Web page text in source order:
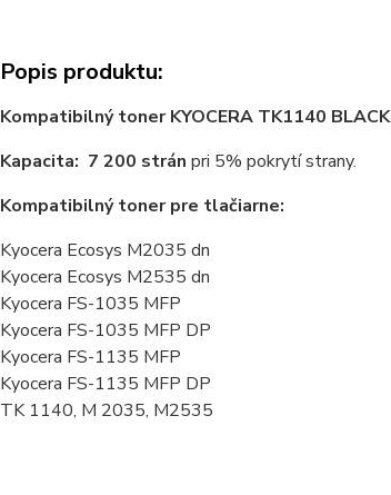
Popis produktu:
Kompatibilný toner KYOCERA TK1140 BLACK
Kapacita: 7 200 strán pri 5% pokrytí strany.
Kompatibilný toner pre tlačiarne:
Kyocera Ecosys M2035 dn
Kyocera Ecosys M2535 dn
Kyocera FS-1035 MFP
Kyocera FS-1035 MFP DP
Kyocera FS-1135 MFP
Kyocera FS-1135 MFP DP
TK 1140, M 2035, M2535